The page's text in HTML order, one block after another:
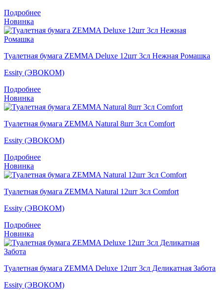
Подробнее
Новинка
Туалетная бумага ZEMMA Deluxe 12шт 3сл Нежная Ромашка
Essity (ЭВОКОМ)
Подробнее
Новинка
Туалетная бумага ZEMMA Natural 8шт 3сл Comfort
Essity (ЭВОКОМ)
Подробнее
Новинка
Туалетная бумага ZEMMA Natural 12шт 3сл Comfort
Essity (ЭВОКОМ)
Подробнее
Новинка
Туалетная бумага ZEMMA Deluxe 12шт 3сл Деликатная Забота
Essity (ЭВОКОМ)